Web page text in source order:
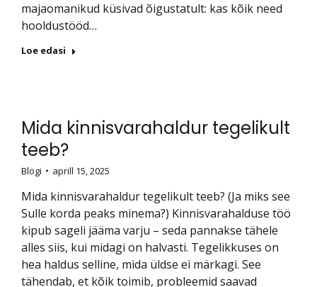
majaomanikud küsivad õigustatult: kas kõik need
hooldustööd…
Loe edasi
Mida kinnisvarahaldur tegelikult
teeb?
Blogi aprill 15, 2025
Mida kinnisvarahaldur tegelikult teeb? (Ja miks see
Sulle korda peaks minema?) Kinnisvarahalduse töö
kipub sageli jääma varju – seda pannakse tähele
alles siis, kui midagi on halvasti. Tegelikkuses on
hea haldus selline, mida üldse ei märkagi. See
tähendab, et kõik toimib, probleemid saavad